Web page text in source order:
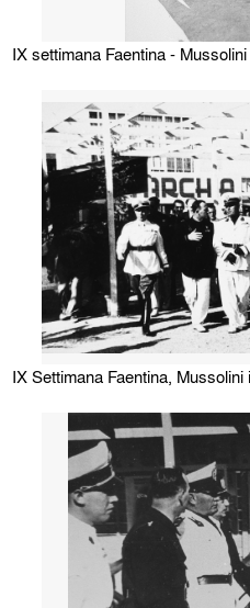
IX settimana Faentina -
IX Settimana Faentina, Mussolini